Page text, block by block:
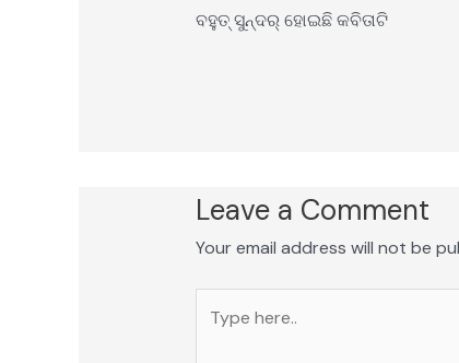
ବହୁତ୍ ସୁନ୍ଦର୍ ହୋଇଛି କବିତାଟି
Leave a Comment
Your email address will not be
here..